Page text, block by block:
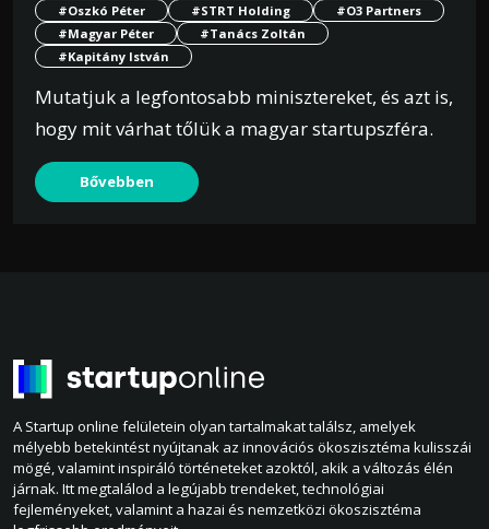
#Oszkó Péter
#STRT Holding
#O3 Partners
#Magyar Péter
#Tanács Zoltán
#Kapitány István
Mutatjuk a legfontosabb minisztereket, és azt is,
hogy mit várhat tőlük a magyar startupszféra.
Bővebben
A Startup online felületein olyan tartalmakat találsz, amelyek
mélyebb betekintést nyújtanak az innovációs ökoszisztéma kulisszái
mögé, valamint inspiráló történeteket azoktól, akik a változás élén
járnak. Itt megtalálod a legújabb trendeket, technológiai
fejleményeket, valamint a hazai és nemzetközi ökoszisztéma